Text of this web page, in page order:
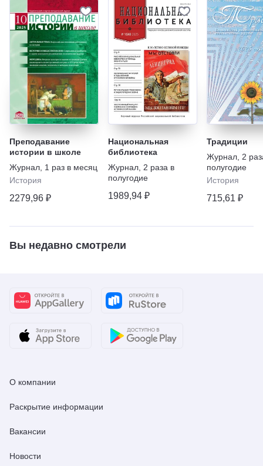
Преподавание
истории в школе
Журнал 1 раз в месяц
История
2279,96 ₽
Национальная
библиотека
Журнал 2 раза в
полугодие
1989,94 ₽
Традиции
Журнал 2
полугодие
История
715,61 ₽
Вы недавно смотрели
О компании
Раскрытие информации
Вакансии
Новости